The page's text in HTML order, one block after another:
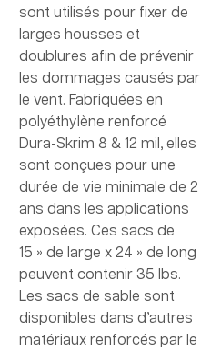
sont utilisés pour fixer de
larges housses et
doublures afin de prévenir
les dommages causés par
le vent. Fabriquées en
polyéthylène renforcé
Dura-Skrim 8 & 12 mil, elles
sont conçues pour une
durée de vie minimale de 2
ans dans les applications
exposées. Ces sacs de
15 » de large x 24 » de long
peuvent contenir 35 lbs.
Les sacs de sable sont
disponibles dans d’autres
matériaux renforcés par le